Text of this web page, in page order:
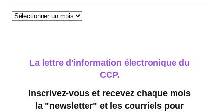
Archives
La lettre d'information électronique du
CCP.
Inscrivez-vous et recevez chaque mois
la "newsletter" et les courriels pour